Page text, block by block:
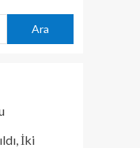
Ara
İki